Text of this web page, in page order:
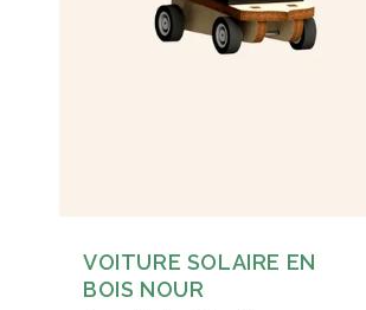
VOITURE SOLAIRE EN
BOIS NOUR